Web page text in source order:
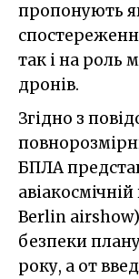
пропонують
так і на роль
дронів.
Згідно з
БПЛА
Berlin
безпеки
року, а от